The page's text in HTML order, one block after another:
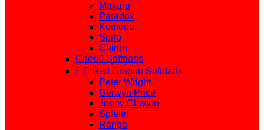
Makara
Paradox
Komodo
Spiro
Chiron
One80 Softdarts
  Red Dragon Softdarts
Peter Wright
Gerwyn Price
Jonny Clayton
Spieler
Range